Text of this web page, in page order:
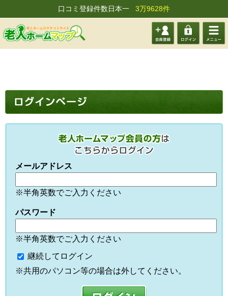
口コミ登録件数日本一 3万9628件
会員登 ログイ メニュ
メールアドレス
※半角英数でご入力ください
パスワード
※半角英数でご入力ください
継続してログイン
※共用のパソコン等の場合は外してください。